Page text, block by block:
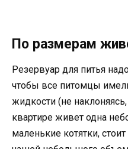
По размерам
Резервуар для питья
чтобы все питомцы
жидкости (не
квартире живет одна
маленькие котятки,